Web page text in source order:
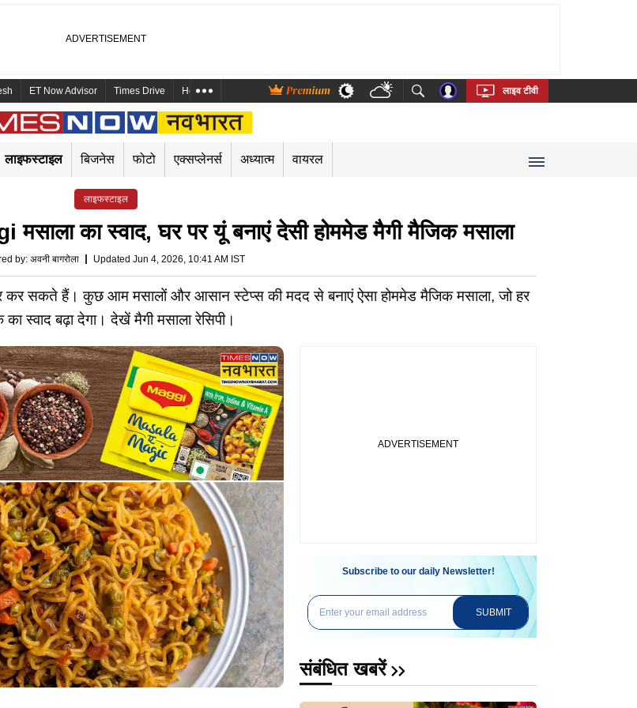
ET Now Advisor Times Drive Health and Me Marathi Bengali Telugu Tamil Kannada Malayalam
लाइव टीवी
लाइफस्टाइल बिजनेस फोटो एक्सप्लेनर्स अध्यात्म वायरल
लाइफस्टाइल
का स्वाद, घर पर यूं बनाएं देसी होममेड मैगी मैजिक मसाला
by: अवनी बागरोला Updated Jun 4, 2026, 10:41 AM IST
कर सकते हैं। कुछ आम मसालों और आसान स्टेप्स की मदद से बनाएं ऐसा होममेड मैजिक मसाला, जो हर
स्वाद बढ़ा देगा। देखें मैगी मसाला रेसिपी।
Subscribe to our daily Newsletter!
SUBMIT
संबंधित खबरें